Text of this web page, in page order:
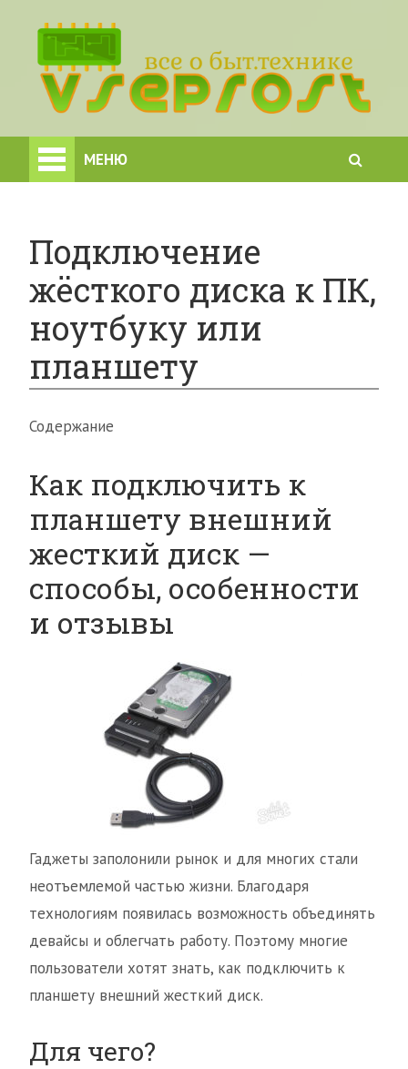
МЕНЮ
Подключение
жёсткого диска к ПК,
ноутбуку или
планшету
Содержание
Как подключить к
планшету внешний
жесткий диск —
способы, особенности
и отзывы
Гаджеты заполонили рынок и для многих стали
неотъемлемой частью жизни. Благодаря
технологиям появилась возможность объединять
девайсы и облегчать работу. Поэтому многие
пользователи хотят знать, как подключить к
планшету внешний жесткий диск.
Для чего?